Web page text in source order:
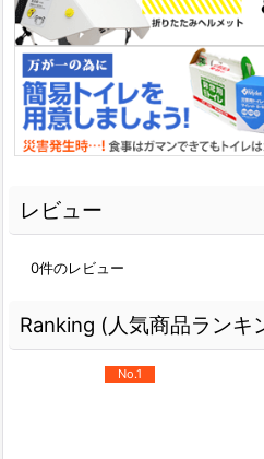
レビュー
0件のレビュー
Ranking (人気商品ランキ
No.1